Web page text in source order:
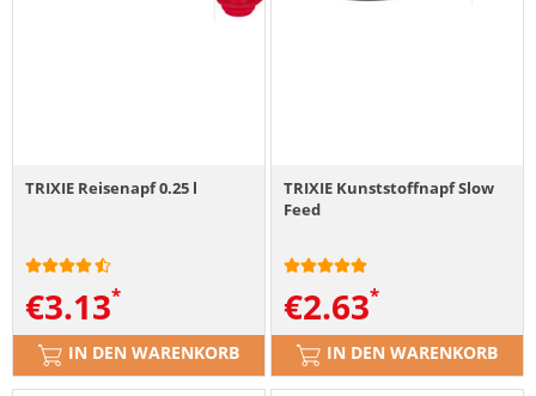
TRIXIE Reisenapf 0.25 l
€3.13
IN DEN WARENKORB
TRIXIE Kunststoffnapf Slow
Feed
€2.63
IN DEN WARENKORB